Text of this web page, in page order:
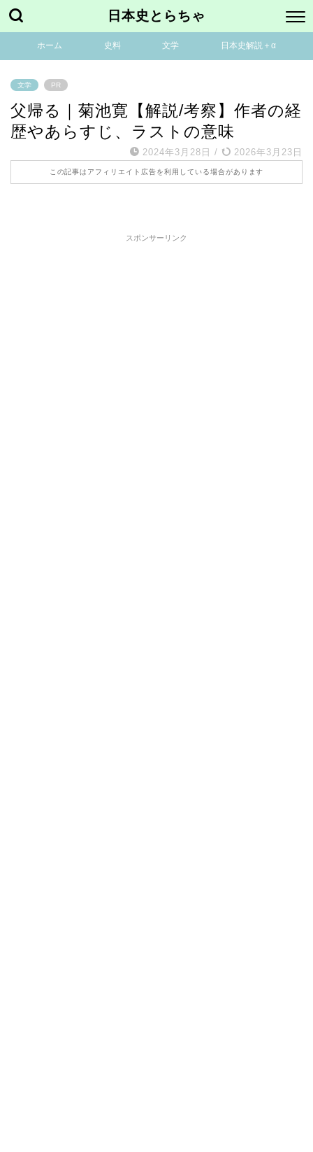
日本史とらちゃ
ホーム 史料 文学 日本史解説＋α
文学 PR
父帰る｜菊池寛【解説/考察】作者の経
歴やあらすじ、ラストの意味
2024年3月28日 / 2026年3月23日
この記事はアフィリエイト広告を利用している場合があります
スポンサーリンク